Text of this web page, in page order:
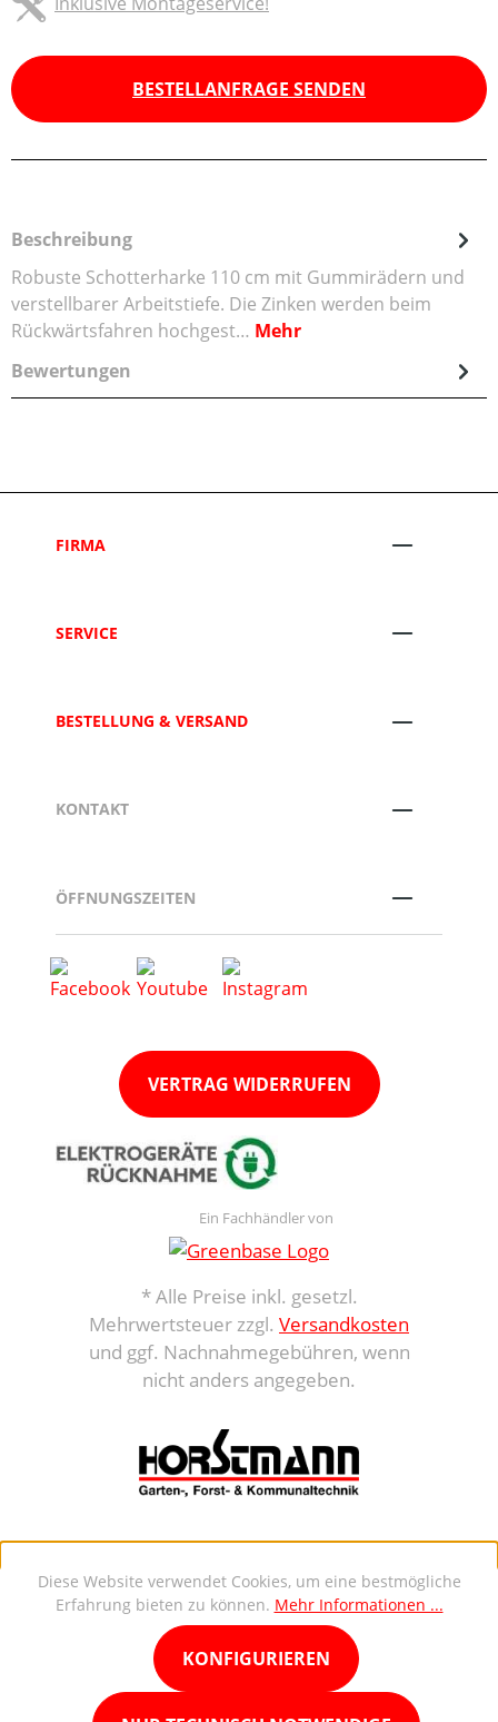
BESTELLANFRAGE SENDEN
Beschreibung
Robuste Schotterharke 110 cm mit Gummirädern und
verstellbarer Arbeitstiefe. Die Zinken werden beim
Rückwärtsfahren hochgest… Mehr
Bewertungen
FIRMA
SERVICE
BESTELLUNG & VERSAND
KONTAKT
ÖFFNUNGSZEITEN
VERTRAG WIDERRUFEN
Ein Fachhändler von
* Alle Preise inkl. gesetzl.
Mehrwertsteuer zzgl. Versandkosten
und ggf. Nachnahmegebühren, wenn
nicht anders angegeben.
Diese Website verwendet Cookies, um eine bestmögliche
Erfahrung bieten zu können. Mehr Informationen ...
KONFIGURIEREN